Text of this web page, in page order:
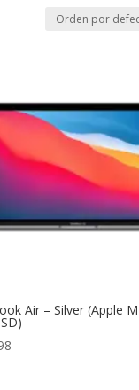
Air – Silver (Apple